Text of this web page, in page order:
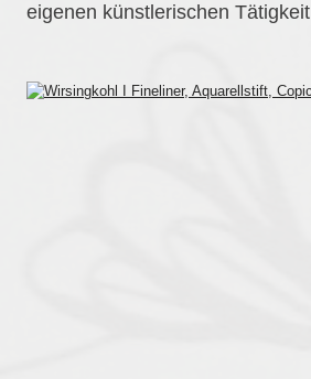
eigenen künstlerischen Tätigkeit